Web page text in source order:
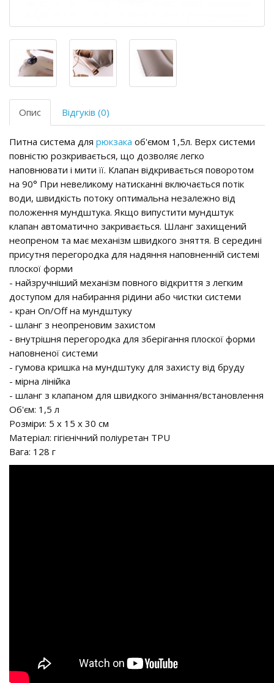
Опис Відгуків (0)
Питна система для рюкзака об'ємом 1,5л. Верх системи
повністю розкривається, що дозволяє легко
наповнювати і мити її. Клапан відкривається поворотом
на 90° При невеликому натисканні включається потік
води, швидкість потоку оптимальна незалежно від
положення мундштука. Якщо випустити мундштук
клапан автоматично закривається. Шланг захищений
неопреном та має механізм швидкого зняття. В середині
присутня перегородка для надяння наповненній системі
плоскої форми
- найзручніший механізм повного відкриття з легким
доступом для набирання рідини або чистки системи
- кран On/Off на мундштуку
- шланг з неопреновим захистом
- внутрішня перегородка для зберігання плоскої форми
наповненої системи
- гумова кришка на мундштуку для захисту від бруду
- мірна лінійка
- шланг з клапаном для швидкого знімання/встановлення
Об'єм: 1,5 л
Розміри: 5 x 15 x 30 см
Матеріал: гігієнічний поліуретан TPU
Вага: 128 г